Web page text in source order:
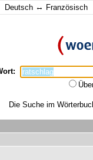
Deutsch ↔ Französisch
Die Suche im